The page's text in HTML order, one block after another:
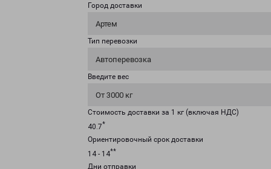
Город доставки
Артем
Тип перевозки
Автоперевозка
Введите вес
От 3000 кг
Стоимость доставки за 1 кг (включая НДС)
40.7*
Ориентировочный срок доставки
14 - 14**
Дни отправки